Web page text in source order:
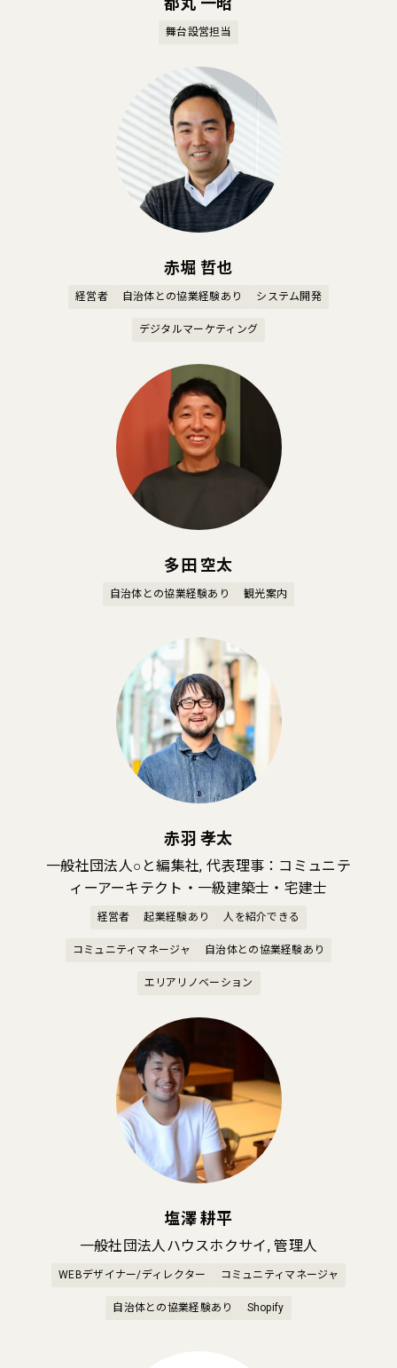
舞台設営担当
赤堀 哲也
経営者 自治体との協業経験あり システム開発
デジタルマーケティング
多田 空太
自治体との協業経験あり 観光案内
赤羽 孝太
一般社団法人○と編集社, 代表理事：コミュニテ
ィーアーキテクト・一級建築士・宅建士
経営者 起業経験あり 人を紹介できる
コミュニティマネージャ 自治体との協業経験あり
エリアリノベーション
塩澤 耕平
一般社団法人ハウスホクサイ, 管理人
WEBデザイナー/ディレクター コミュニティマネージャ
自治体との協業経験あり Shopify